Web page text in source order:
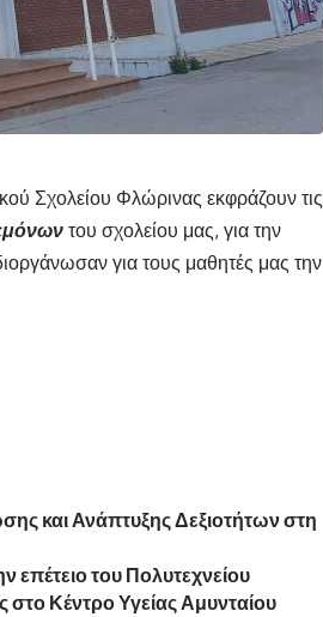
Σχολείου Φλώρινας εκφράζουν τις
του σχολείου μας, για την
για τους μαθητές μας την
και Ανάπτυξης Δεξιοτήτων στη
επέτειο του Πολυτεχνείου
στο Κέντρο Υγείας Αμυνταίου